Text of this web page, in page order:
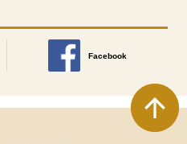
ます。
Facebook
別のウィンドウで開きます